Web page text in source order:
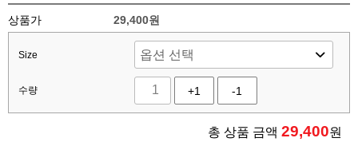
상품가 29,400원
Size
수량 +1 -1
총 상품 금액 29,400원